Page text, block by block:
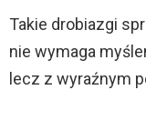
Takie drobiazgi
nie wymaga
lecz z wyraźnym